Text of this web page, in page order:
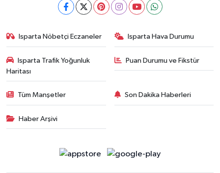
Isparta Nöbetçi Eczaneler Isparta Hava Durumu
Isparta Trafik Yoğunluk
Haritası
Puan Durumu ve Fikstür
Tüm Manşetler Son Dakika Haberleri
Haber Arşivi